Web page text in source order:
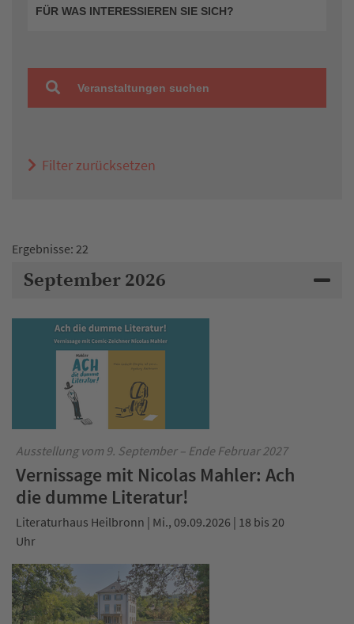
Veranstaltungen suchen
Filter zurücksetzen
Ergebnisse: 22
September 2026
Ausstellung vom 9. September – Ende Februar 2027
Vernissage mit Nicolas Mahler: Ach
die dumme Literatur!
Literaturhaus Heilbronn | Mi., 09.09.2026 | 18 bis 20
Uhr